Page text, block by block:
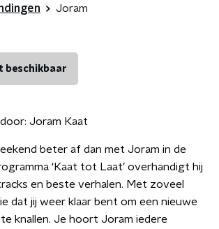
Joram
beschikbaar
Joram Kaat
beter af dan met Joram in de
‘Kaat tot Laat’ overhandigt hij
en beste verhalen. Met zoveel
dat jij weer klaar bent om een nieuwe
knallen. Je hoort Joram iedere